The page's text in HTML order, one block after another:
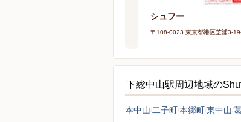
シュフー
〒108-0023 東京都港区芝浦3-
下総中山駅周辺地域の
本中山 二子町本郷町東中山